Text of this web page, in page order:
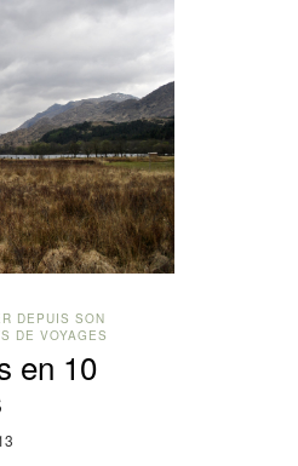
DEPUIS SON
DE VOYAGES
en 10